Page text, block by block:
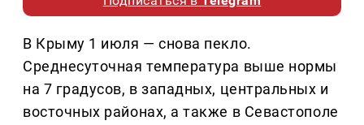
В Крыму 1 июля — снова пекло.
Среднесуточная температура выше нормы
на 7 градусов, в западных, центральных и
восточных районах, а также в Севастополе